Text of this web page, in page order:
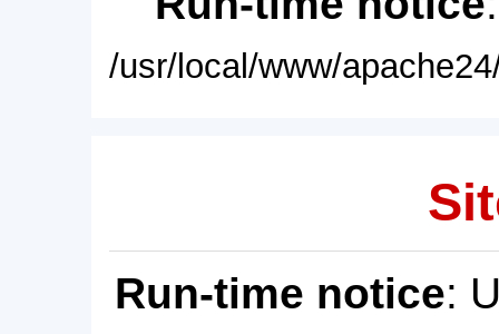
/usr/local/www/
Run-time notice: